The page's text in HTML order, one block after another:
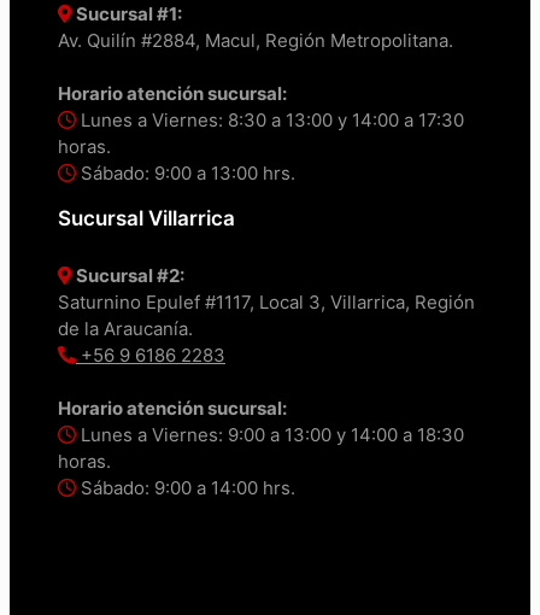
Sucursal #1:
Av. Quilín #2884, Macul, Región Metropolitana.
Horario atención sucursal:
Lunes a Viernes: 8:30 a 13:00 y 14:00 a 17:30
horas.
Sábado: 9:00 a 13:00 hrs.
Sucursal Villarrica
Sucursal #2:
Saturnino Epulef #1117, Local 3, Villarrica, Región
de la Araucanía.
+56 9 6186 2283
Horario atención sucursal:
Lunes a Viernes: 9:00 a 13:00 y 14:00 a 18:30
horas.
Sábado: 9:00 a 14:00 hrs.